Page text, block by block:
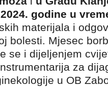
godine u
materijala i
bolesti. Mjesec
se i dijeljenjem
za
u OB